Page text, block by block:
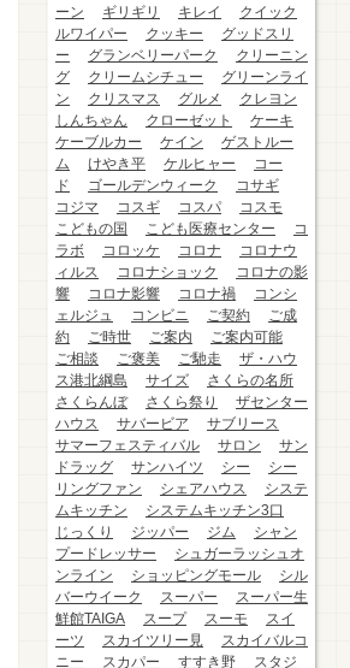
ーン
ギリギリ キレイ
クイック
ルワイパー
クッキー
グッドスリ
ー
グランベリーパーク
クリーニン
グ
クリームシチュー
グリーンライ
ン
クリスマス グルメ
クレヨン
しんちゃん
クローゼット
ケーキ
ケーブルカー
ケイン
ゲストルー
ム
けやき平 ケルヒャー
コー
ド
ゴールデンウィーク
コサギ
コジマ
コスギ コスパ
コスモ
こどもの国
こども医療センター
コ
ラボ
コロッケ コロナ
コロナウ
ィルス
コロナショック
コロナの影
響
コロナ影響 コロナ禍
コンシ
ェルジュ
コンビニ ご契約
ご成
約
ご時世 ご案内
ご案内可能
ご相談
ご褒美 ご馳走
ザ・ハウ
ス港北綱島
サイズ
さくらの名所
さくらんぼ
さくら祭り
ザセンター
ハウス
サバービア
サブリース
サマーフェスティバル
サロン
サン
ドラッグ
サンハイツ シー
シー
リングファン
シェアハウス
システ
ムキッチン
システムキッチン3口
じっくり
ジッパー ジム
シャン
プードレッサー
シュガーラッシュオ
ンライン
ショッピングモール
シル
バーウイーク
スーパー
スーパー生
鮮館TAIGA
スープ スーモ
スイ
ーツ
スカイツリー見
スカイバルコ
ニー
スカパー すすき野
スタジ